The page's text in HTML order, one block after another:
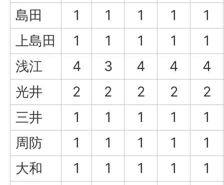
島田
1 1 1 1
1
上島田
1 1 1 1
1
浅江
4 3 4 4
4
光井
2 2 2 2
2
三井
1 1 1 1
1
周防
1 1 1 1
1
大和
1 1 1 1
1